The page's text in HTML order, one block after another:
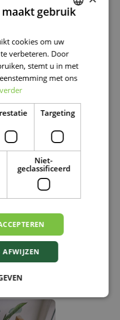
SCALE
dan kan je naar
de kleinere en zeldzamere
met lichte bladeren die
Scalemet veel
maakt gebruik
cookies om uw
verbeteren. Door
stemt u in met
met ons
Targeting
Niet-
geclassificeerd
AFWIJZEN